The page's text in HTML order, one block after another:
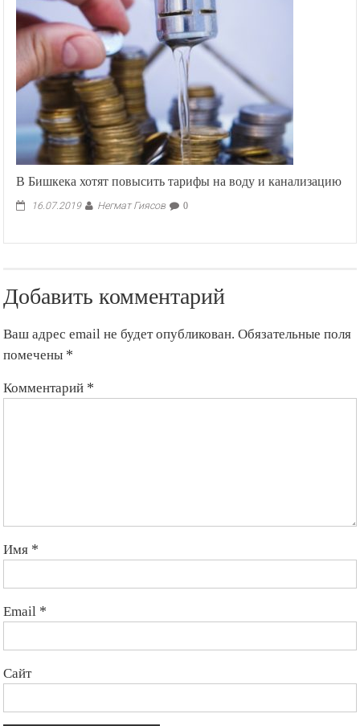
В Бишкека хотят повысить тарифы на воду и канализацию
16.07.2019 Негмат Гиясов 0
Добавить комментарий
Ваш адрес email не будет опубликован. Обязательные поля
помечены *
Комментарий *
Имя *
Email *
Сайт